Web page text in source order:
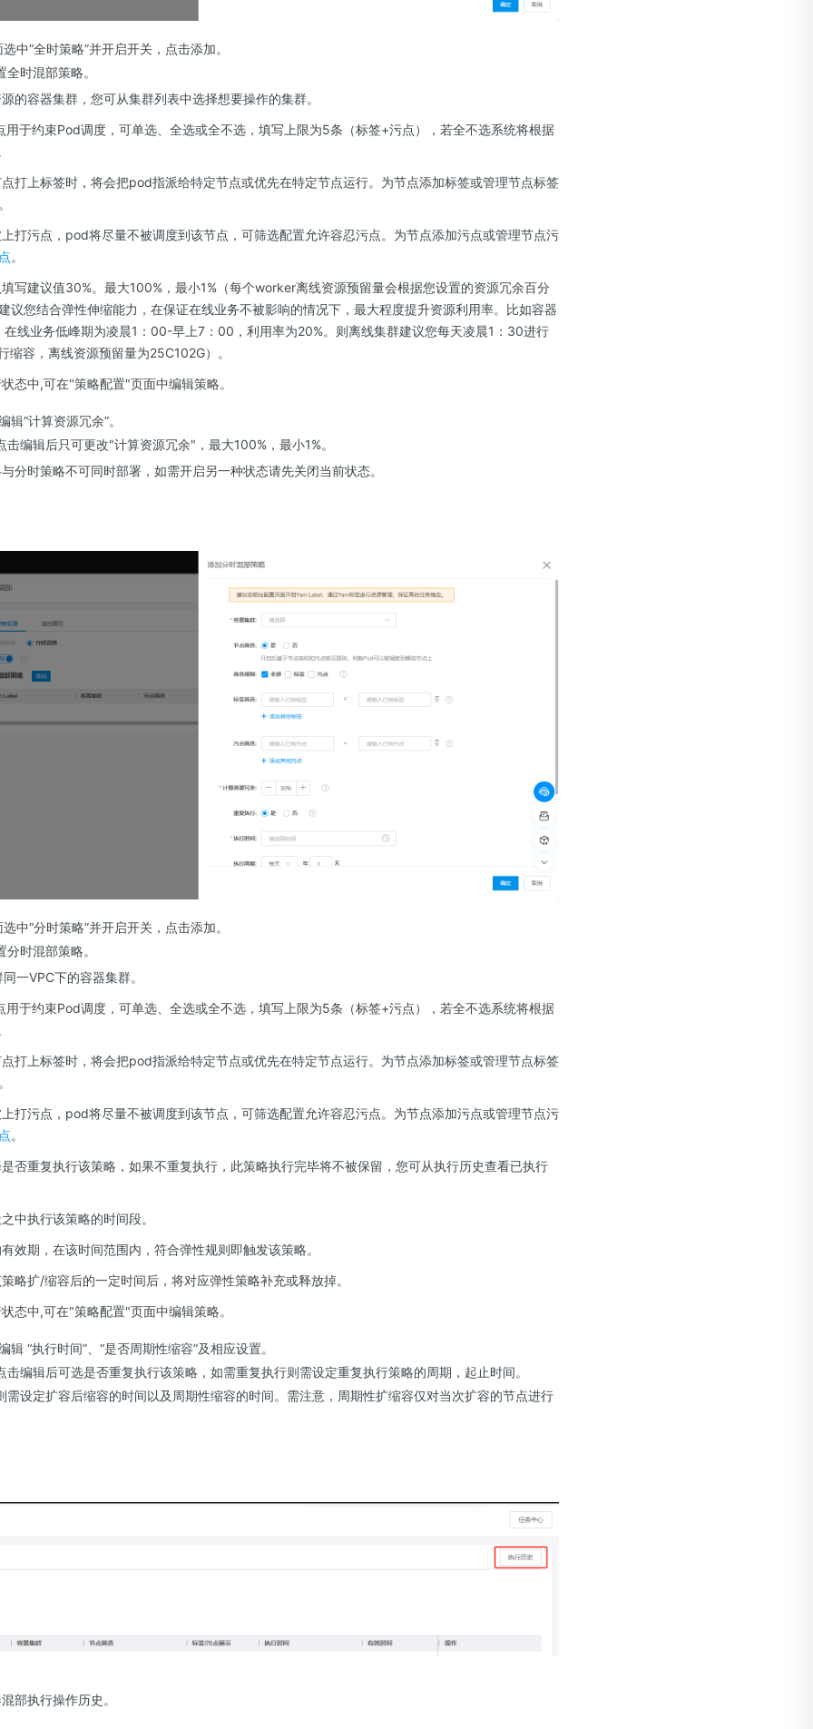
中“全时策略”并开启开关，点击添加。
时混部策略。
的容器集群，您可从集群列表中选择想要操作的集群。
于约束Pod调度，可单选、全选或全不选，填写上限为5条（标签+污点），若全不选系统将根据
打上标签时，将会把pod指派给特定节点或优先在特定节点运行。为节点添加标签或管理节点标签
打污点，pod将尽量不被调度到该节点，可筛选配置允许容忍污点。为节点添加污点或管理节点污
。
写建议值30%。最大100%，最小1%（每个worker离线资源预留量会根据您设置的资源冗余百分
议您结合弹性伸缩能力，在保证在线业务不被影响的情况下，最大程度提升资源利用率。比如容器
线业务低峰期为凌晨1：00-早上7：00，利用率为20%。则离线集群建议您每天凌晨1：30进行
缩容，离线资源预留量为25C102G）。
态中,可在"策略配置"页面中编辑策略。
辑“计算资源冗余”。
击编辑后只可更改"计算资源冗余"，最大100%，最小1%。
分时策略不可同时部署，如需开启另一种状态请先关闭当前状态。
中“分时策略”并开启开关，点击添加。
时混部策略。
一VPC下的容器集群。
于约束Pod调度，可单选、全选或全不选，填写上限为5条（标签+污点），若全不选系统将根据
打上标签时，将会把pod指派给特定节点或优先在特定节点运行。为节点添加标签或管理节点标签
打污点，pod将尽量不被调度到该节点，可筛选配置允许容忍污点。为节点添加污点或管理节点污
。
否重复执行该策略，如果不重复执行，此策略执行完毕将不被保留，您可从执行历史查看已执行
中执行该策略的时间段。
效期，在该时间范围内，符合弹性规则即触发该策略。
略扩/缩容后的一定时间后，将对应弹性策略补充或释放掉。
态中,可在"策略配置"页面中编辑策略。
辑 “执行时间”、“是否周期性缩容”及相应设置。
击编辑后可选是否重复执行该策略，如需重复执行则需设定重复执行策略的周期，起止时间。
需设定扩容后缩容的时间以及周期性缩容的时间。需注意，周期性扩缩容仅对当次扩容的节点进行
部执行操作历史。